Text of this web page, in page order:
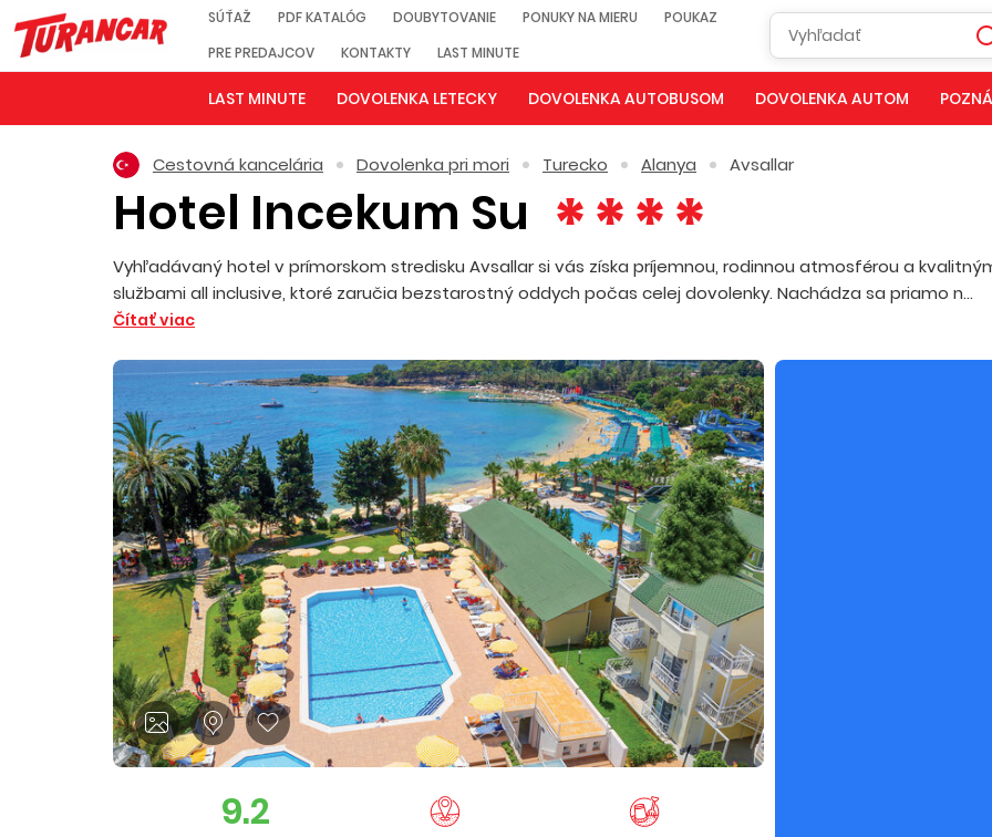
SÚŤAŽ PDF KATALÓG DOUBYTOVANIE PONUKY NA MIERU
POUKAZ
PRE PREDAJCOV
KONTAKTY LAST MINUTE
LAST MINUTE DOVOLENKA LETECKY DOVOLENKA AUTOBUSOM DOVOLENKA AUTOM
Cestovná kancelária Dovolenka pri mori Turecko Alanya Avsallar
Hotel Incekum Su
Vyhľadávaný hotel v prímorskom stredisku Avsallar si vás získa príjemnou, rodinnou atmosférou a
službami all inclusive, ktoré zaručia bezstarostný oddych počas celej dovolenky. Nachádza sa priamo n...
Čítať viac
9.2